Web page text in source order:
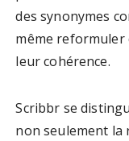
des synonymes
même reformuler
leur cohérence.
Scribbr se
non seulement la